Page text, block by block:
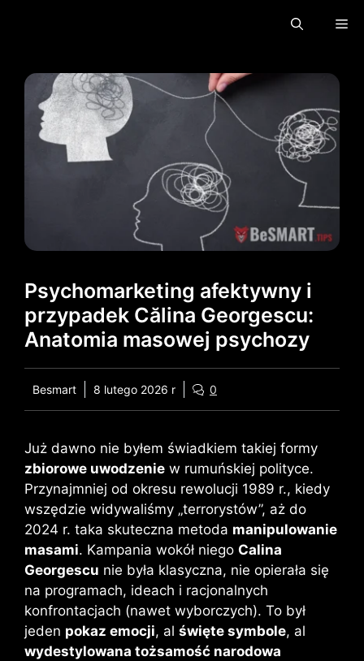
Psychomarketing afektywny i
przypadek Călina Georgescu:
Anatomia masowej psychozy
Besmart 8 lutego 2026 r 0
Już dawno nie byłem świadkiem takiej formy
zbiorowe uwodzenie w rumuńskiej polityce.
Przynajmniej od okresu rewolucji 1989 r., kiedy
wszędzie widywaliśmy „terrorystów”, aż do
2024 r. taka skuteczna metoda manipulowanie
masami. Kampania wokół niego Calina
Georgescu nie była klasyczna, nie opierała się
na programach, ideach i racjonalnych
konfrontacjach (nawet wyborczych). To był
jeden pokaz emocji, al święte symbole, al
wydestylowana tożsamość narodowa